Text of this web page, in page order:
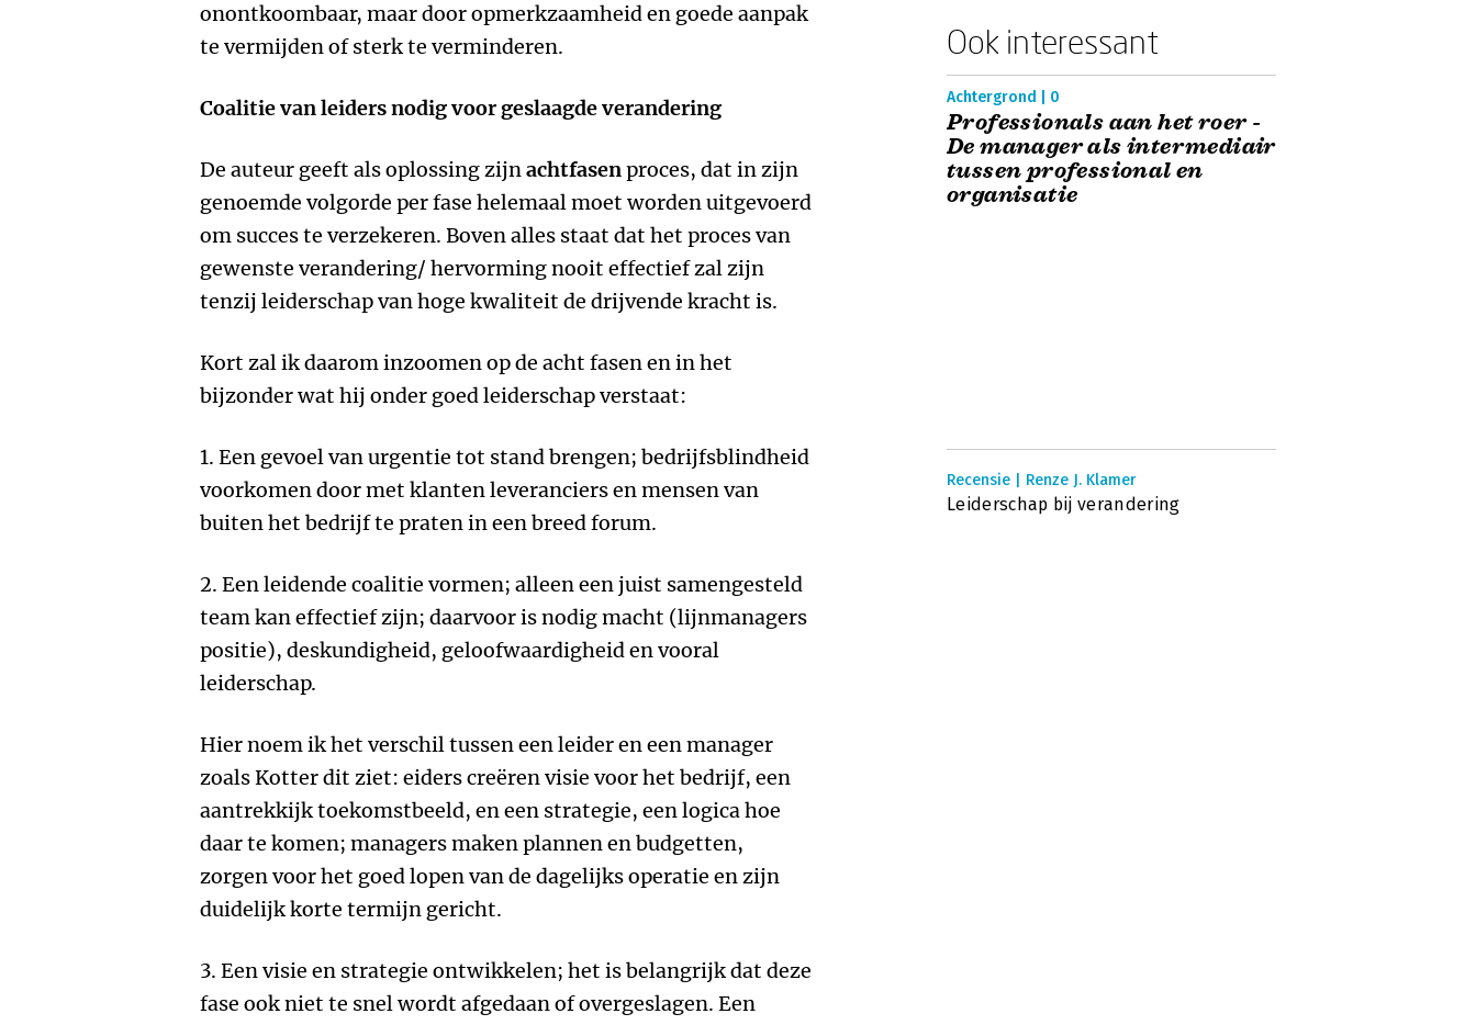
onontkoombaar, maar door opmerkzaamheid en goede aanpak
te vermijden of sterk te verminderen.
Coalitie van leiders nodig voor geslaagde verandering
De auteur geeft als oplossing zijnachtfasenproces, dat in zijn
genoemde volgorde per fase helemaal moet worden uitgevoerd
om succes te verzekeren. Boven alles staat dat het proces van
gewenste verandering/ hervorming nooit effectief zal zijn
tenzij leiderschap van hoge kwaliteit de drijvende kracht is.
Kort zal ik daarom inzoomen op de acht fasen en in het
bijzonder wat hij onder goed leiderschap verstaat:
1. Een gevoel van urgentie tot stand brengen; bedrijfsblindheid
voorkomen door met klanten leveranciers en mensen van
buiten het bedrijf te praten in een breed forum.
2. Een leidende coalitie vormen; alleen een juist samengesteld
team kan effectief zijn; daarvoor is nodig macht (lijnmanagers
positie), deskundigheid, geloofwaardigheid en vooral
leiderschap.
Hier noem ik het verschil tussen een leider en een manager
zoals Kotter dit ziet: eiders creëren visie voor het bedrijf, een
aantrekkijk toekomstbeeld, en een strategie, een logica hoe
daar te komen; managers maken plannen en budgetten,
zorgen voor het goed lopen van de dagelijks operatie en zijn
duidelijk korte termijn gericht.
3. Een visie en strategie ontwikkelen; het is belangrijk dat deze
fase ook niet te snel wordt afgedaan of overgeslagen. Een
Ook interessant
Achtergrond | 0
Professionals aan het roer -
De manager als intermediair
tussen professional en
organisatie
Recensie | Renze J. Klamer
Leiderschap bij verandering